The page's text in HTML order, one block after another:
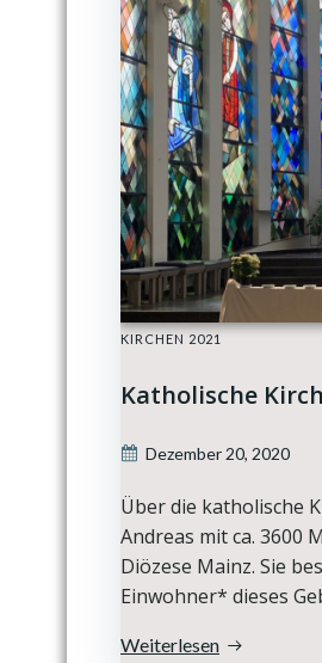
KIRCHEN 2021
Katholische
Dezember 20, 2020
Über die katholische
Andreas mit ca. 3600
Diözese Mainz. Sie
Einwohner* dieses
Weiterlesen